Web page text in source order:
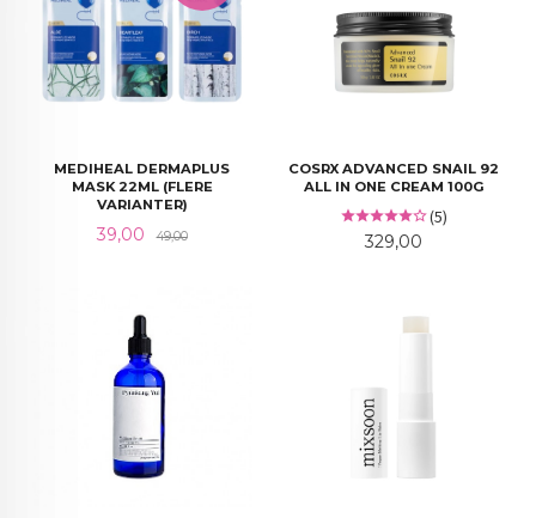
MEDIHEAL DERMAPLUS
MASK 22ML (FLERE
VARIANTER)
Tilbud
39,00 49,00Rabatt
COSRX ADVANCED SNAIL 92
ALL IN ONE CREAM 100G
(5)
Pris
329,00